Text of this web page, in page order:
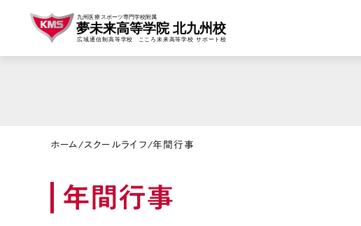
ホーム/スクールライフ/年間行事
年間行事